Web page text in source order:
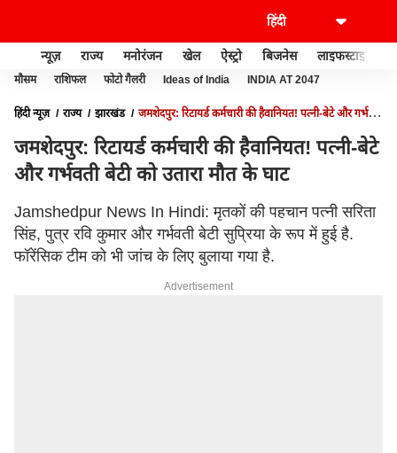
न्यूज़ राज्य मनोरंजन खेल ऐस्ट्रो बिजनेस लाइफस्टाइल
मौसम राशिफल फोटो गैलरी Ideas of India INDIA AT 2047
हिंदी न्यूज़ राज्य झारखंड
जमशेदपुर: रिटायर्ड कर्मचारी की हैवानियत! पत्नी-बेटे और गर्भवती
जमशेदपुर: रिटायर्ड कर्मचारी की हैवानियत! पत्नी-बेटे
और गर्भवती बेटी को उतारा मौत के घाट
Jamshedpur News In Hindi: मृतकों की पहचान पत्नी सरिता
सिंह, पुत्र रवि कुमार और गर्भवती बेटी सुप्रिया के रूप में हुई है.
फॉरेंसिक टीम को भी जांच के लिए बुलाया गया है.
Advertisement